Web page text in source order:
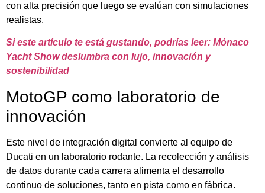
con alta precisión que luego se evalúan con simulaciones
realistas.
Si este artículo te está gustando, podrías leer: Mónaco
Yacht Show deslumbra con lujo, innovación y
sostenibilidad
MotoGP como laboratorio de
innovación
Este nivel de integración digital convierte al equipo de
Ducati en un laboratorio rodante. La recolección y análisis
de datos durante cada carrera alimenta el desarrollo
continuo de soluciones, tanto en pista como en fábrica.